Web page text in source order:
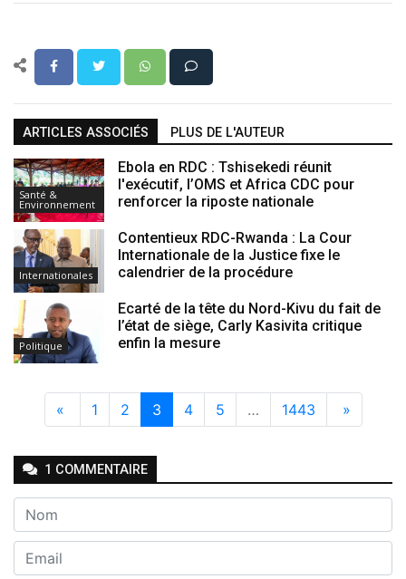
ARTICLES ASSOCIÉS PLUS DE L'AUTEUR
Santé &
Environnement
Ebola en RDC : Tshisekedi réunit
l'exécutif, l’OMS et Africa CDC pour
renforcer la riposte nationale
Internationales
Contentieux RDC-Rwanda : La Cour
Internationale de la Justice fixe le
calendrier de la procédure
Politique
Ecarté de la tête du Nord-Kivu du fait de
l’état de siège, Carly Kasivita critique
enfin la mesure
« 1 2 3 4 5 … 1443 »
1 COMMENTAIRE